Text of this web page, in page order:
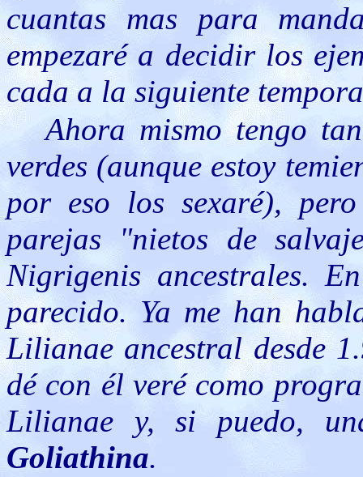
cuantas mas para
empezaré a decidir los
cada a la siguiente
Ahora mismo tengo
verdes (aunque estoy
por eso los sexaré),
parejas "nietos de
Nigrigenis ancestrales.
parecido. Ya me han
Lilianae ancestral desde
dé con él veré como
Lilianae y, si puedo,
Goliathina.